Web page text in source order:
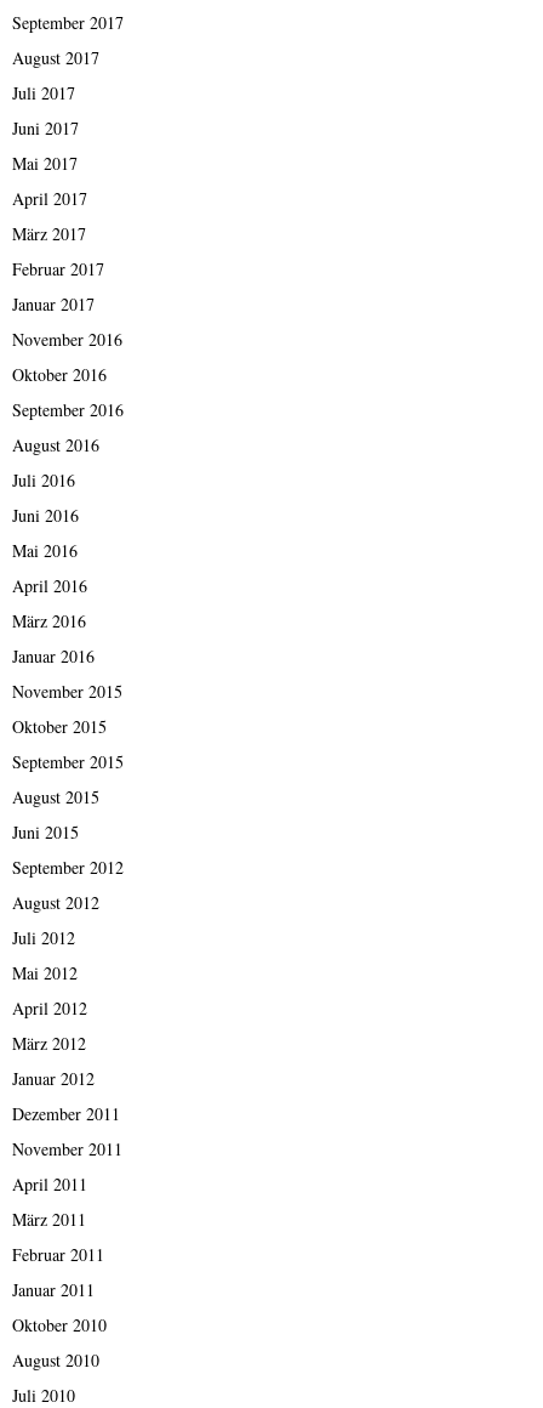
September 2017
August 2017
Juli 2017
Juni 2017
Mai 2017
April 2017
März 2017
Februar 2017
Januar 2017
November 2016
Oktober 2016
September 2016
August 2016
Juli 2016
Juni 2016
Mai 2016
April 2016
März 2016
Januar 2016
November 2015
Oktober 2015
September 2015
August 2015
Juni 2015
September 2012
August 2012
Juli 2012
Mai 2012
April 2012
März 2012
Januar 2012
Dezember 2011
November 2011
April 2011
März 2011
Februar 2011
Januar 2011
Oktober 2010
August 2010
Juli 2010